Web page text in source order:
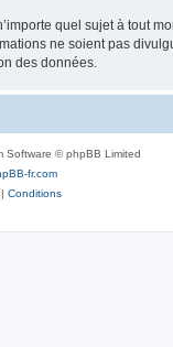
quel sujet à tout
ne soient pas
des données.
Software © phpBB Limited
fr.com
| Conditions